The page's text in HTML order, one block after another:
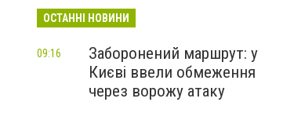
ОСТАННІ НОВИНИ
Заборонений маршрут: у
Києві ввели обмеження
через ворожу атаку
09:16